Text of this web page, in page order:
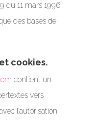
du 11 mars 1996
des bases de
cookies.
contient un
vers
l’autorisation